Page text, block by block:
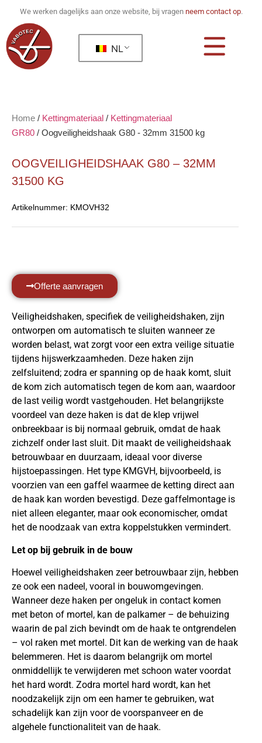
We werken dagelijks aan onze website, bij vragen neem contact op.
NL
Home / Kettingmateriaal / Kettingmateriaal
GR80 / Oogveiligheidshaak G80 - 32mm 31500 kg
OOGVEILIGHEIDSHAAK G80 – 32MM
31500 KG
Artikelnummer: KMOVH32
Offerte aanvragen
Veiligheidshaken, specifiek de veiligheidshaken, zijn
ontworpen om automatisch te sluiten wanneer ze
worden belast, wat zorgt voor een extra veilige situatie
tijdens hijswerkzaamheden. Deze haken zijn
zelfsluitend; zodra er spanning op de haak komt, sluit
de kom zich automatisch tegen de kom aan, waardoor
de last veilig wordt vastgehouden. Het belangrijkste
voordeel van deze haken is dat de klep vrijwel
onbreekbaar is bij normaal gebruik, omdat de haak
zichzelf onder last sluit. Dit maakt de veiligheidshaak
betrouwbaar en duurzaam, ideaal voor diverse
hijstoepassingen. Het type KMGVH, bijvoorbeeld, is
voorzien van een gaffel waarmee de ketting direct aan
de haak kan worden bevestigd. Deze gaffelmontage is
niet alleen eleganter, maar ook economischer, omdat
het de noodzaak van extra koppelstukken vermindert.
Let op bij gebruik in de bouw
Hoewel veiligheidshaken zeer betrouwbaar zijn, hebben
ze ook een nadeel, vooral in bouwomgevingen.
Wanneer deze haken per ongeluk in contact komen
met beton of mortel, kan de palkamer – de behuizing
waarin de pal zich bevindt om de haak te ontgrendelen
– vol raken met mortel. Dit kan de werking van de haak
belemmeren. Het is daarom belangrijk om mortel
onmiddellijk te verwijderen met schoon water voordat
het hard wordt. Zodra mortel hard wordt, kan het
noodzakelijk zijn om een hamer te gebruiken, wat
schadelijk kan zijn voor de voorspanveer en de
algehele functionaliteit van de haak.